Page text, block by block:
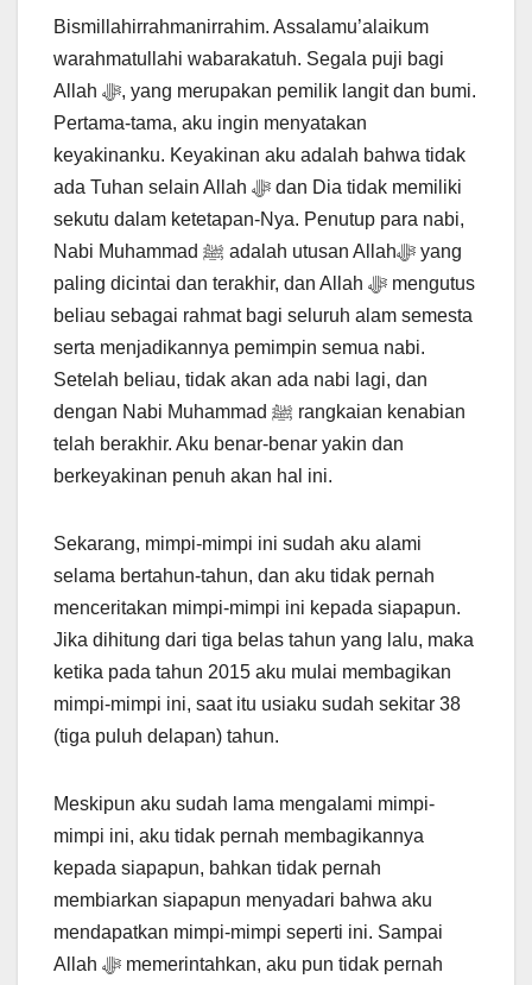
Bismillahirrahmanirrahim. Assalamu’alaikum
warahmatullahi wabarakatuh. Segala puji bagi
Allah ﷻ, yang merupakan pemilik langit dan bumi.
Pertama-tama, aku ingin menyatakan
keyakinanku. Keyakinan aku adalah bahwa tidak
ada Tuhan selain Allah ﷻ dan Dia tidak memiliki
sekutu dalam ketetapan-Nya. Penutup para nabi,
Nabi Muhammad ﷺ adalah utusan Allahﷻ yang
paling dicintai dan terakhir, dan Allah ﷻ mengutus
beliau sebagai rahmat bagi seluruh alam semesta
serta menjadikannya pemimpin semua nabi.
Setelah beliau, tidak akan ada nabi lagi, dan
dengan Nabi Muhammad ﷺ rangkaian kenabian
telah berakhir. Aku benar-benar yakin dan
berkeyakinan penuh akan hal ini.
Sekarang, mimpi-mimpi ini sudah aku alami
selama bertahun-tahun, dan aku tidak pernah
menceritakan mimpi-mimpi ini kepada siapapun.
Jika dihitung dari tiga belas tahun yang lalu, maka
ketika pada tahun 2015 aku mulai membagikan
mimpi-mimpi ini, saat itu usiaku sudah sekitar 38
(tiga puluh delapan) tahun.
Meskipun aku sudah lama mengalami mimpi-
mimpi ini, aku tidak pernah membagikannya
kepada siapapun, bahkan tidak pernah
membiarkan siapapun menyadari bahwa aku
mendapatkan mimpi-mimpi seperti ini. Sampai
Allah ﷻ memerintahkan, aku pun tidak pernah